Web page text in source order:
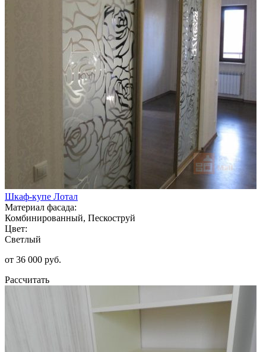
Шкаф-купе Лотал
Материал фасада:
Комбинированный, Пескоструй
Цвет:
Светлый
от 36 000 руб.
Рассчитать